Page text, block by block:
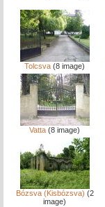
Tolcsva (8 image)
Vatta (8 image)
Bózsva (Kisbózsva) (2
image)